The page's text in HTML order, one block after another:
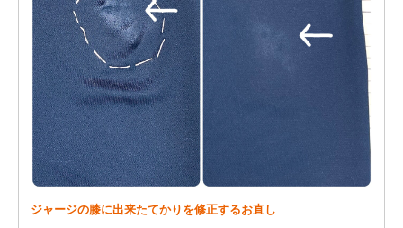
ジャージの膝に出来たてかりを修正するお直し